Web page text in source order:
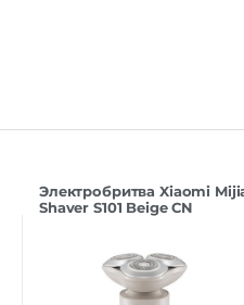
Электробритва Xiaomi
Shaver S101 Beige CN